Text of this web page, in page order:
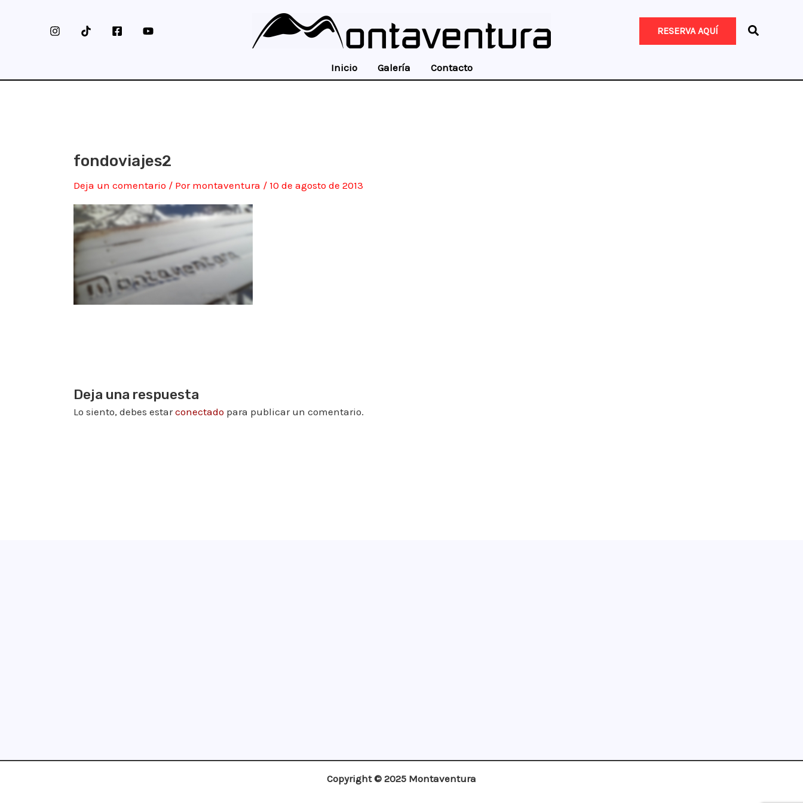
RESERVA AQUÍ
Inicio Galería Contacto
fondoviajes2
Deja un comentario / Por montaventura / 10 de agosto de 2013
Deja una respuesta
Lo siento, debes estarconectado para publicar un comentario.
Copyright © 2025 Montaventura